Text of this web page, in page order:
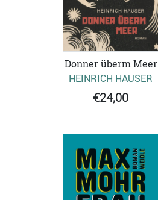
Donner überm Meer
HEINRICH HAUSER
€24,00